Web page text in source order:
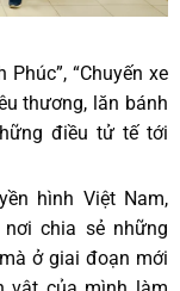
“Chuyến xe
thương, lăn bánh
điều tử tế tới
hình Việt Nam,
chia sẻ những
ở giai đoạn mới